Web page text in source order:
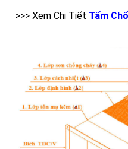
>>> Xem Chi Tiết Tấm